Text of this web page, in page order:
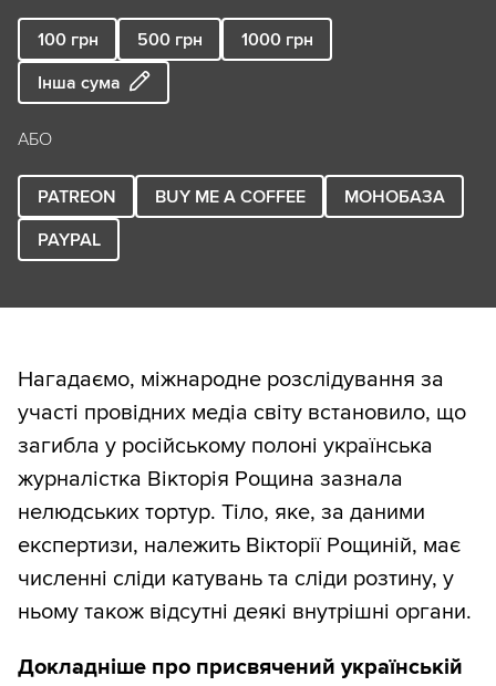
100 грн 500 грн 1000 грн
Інша сума
АБО
PATREON BUY ME A COFFEE
МОНОБАЗА
PAYPAL
Нагадаємо, міжнародне розслідування за
участі провідних медіа світу встановило, що
загибла у російському полоні українська
журналістка Вікторія Рощина зазнала
нелюдських тортур. Тіло, яке, за даними
експертизи, належить Вікторії Рощиній, має
численні сліди катувань та сліди розтину, у
ньому також відсутні деякі внутрішні органи.
Докладніше про присвячений українській